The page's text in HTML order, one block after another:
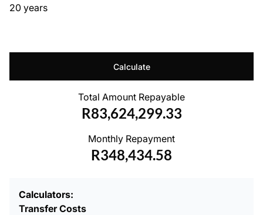
20 years
Calculate
Total Amount Repayable
R83,624,299.33
Monthly Repayment
R348,434.58
Calculators:
Transfer Costs